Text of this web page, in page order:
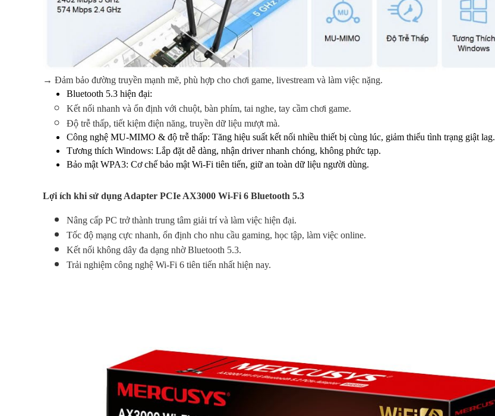
→ Đảm bảo đường truyền mạnh mẽ, phù hợp cho chơi game, livestream và làm việc nặng.
Bluetooth 5.3 hiện đại:
Kết nối nhanh và ổn định với chuột, bàn phím, tai nghe, tay cầm chơi game.
Độ trễ thấp, tiết kiệm điện năng, truyền dữ liệu mượt mà.
Công nghệ MU-MIMO & độ trễ thấp: Tăng hiệu suất kết nối nhiều thiết bị cùng lúc, giảm thiểu tình trạng giật lag.
Tương thích Windows: Lắp đặt dễ dàng, nhận driver nhanh chóng, không phức tạp.
Bảo mật WPA3: Cơ chế bảo mật Wi-Fi tiên tiến, giữ an toàn dữ liệu người dùng.
Lợi ích khi sử dụng Adapter PCIe AX3000 Wi-Fi 6 Bluetooth 5.3
Nâng cấp PC trở thành trung tâm giải trí và làm việc hiện đại.
Tốc độ mạng cực nhanh, ổn định cho nhu cầu gaming, học tập, làm việc online.
Kết nối không dây đa dạng nhờ Bluetooth 5.3.
Trải nghiệm công nghệ Wi-Fi 6 tiên tiến nhất hiện nay.